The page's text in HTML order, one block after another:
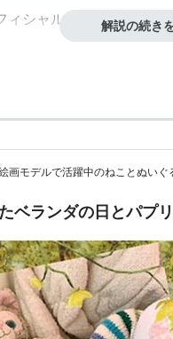
ィシャルキャラクター。
解説の続き
画モデルで活躍中のねことぬい
ベランダの日とパプ